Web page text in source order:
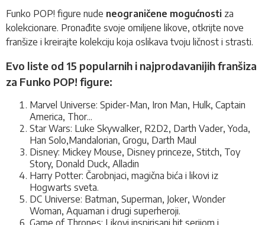
Funko POP! figure nude neograničene mogućnosti za
kolekcionare. Pronađite svoje omiljene likove, otkrijte nove
franšize i kreirajte kolekciju koja oslikava tvoju ličnost i strasti.
Evo liste od 15 popularnih i najprodavanijih franšiza
za Funko POP! figure:
Marvel Universe: Spider-Man, Iron Man, Hulk, Captain
America, Thor...
Star Wars: Luke Skywalker, R2D2, Darth Vader, Yoda,
Han Solo,Mandalorian, Grogu, Darth Maul
Disney: Mickey Mouse, Disney princeze, Stitch, Toy
Story, Donald Duck, Alladin
Harry Potter: Čarobnjaci, magična bića i likovi iz
Hogwarts sveta.
DC Universe: Batman, Superman, Joker, Wonder
Woman, Aquaman i drugi superheroji.
Game of Thrones: Likovi inspirisani hit serijom i